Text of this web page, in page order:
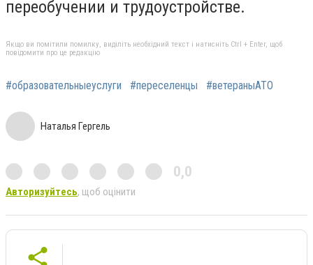
переобучении и трудоустройстве.
Якщо ви помітили помилку, виділіть необхідний текст і натисніть Ctrl + Enter, щоб
повідомити про це редакцію
#образовательныеуслуги #переселенцы #ветераныАТО
Наталья Гергель
0,0
Авторизуйтесь, щоб оцінити